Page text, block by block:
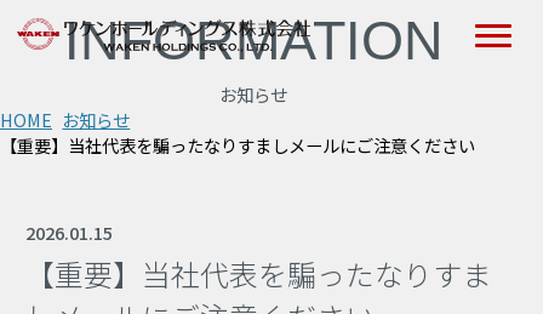
INFORMATION
お知らせ
HOME お知らせ
【重要】当社代表を騙ったなりすましメールにご注意ください
2026.01.15
【重要】当社代表を騙ったなりすま